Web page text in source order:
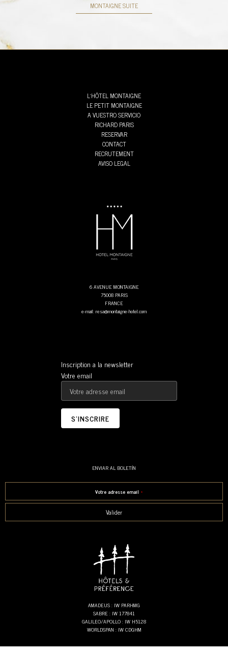
MONTAIGNE SUITE
L’HÔTEL MONTAIGNE
LE PETIT MONTAIGNE
A VUESTRO SERVICIO
RICHARD PARIS
RESERVAR
CONTACT
RECRUTEMENT
AVISO LEGAL
6 AVENUE MONTAIGNE
75008 PARIS
FRANCE
e-mail: resa@montaigne-hotel.com
Inscription a la newsletter
Votre email
ENVIAR AL BOLETÍN
Votre adresse email *
Valider
AMADEUS : IW PARHMG
SABRE : IW 177841
GALILEO/APOLLO : IW H5128
WORLDSPAN : IW CDGHM